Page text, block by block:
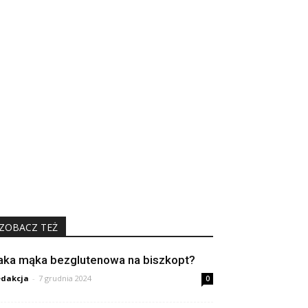
TEŻ
mąka bezglutenowa na biszkopt?
- 7 grudnia 2024 0